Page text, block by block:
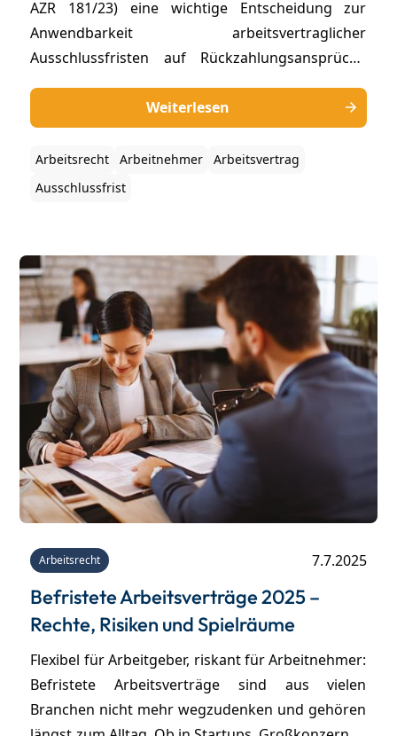
AZR 181/23) eine wichtige Entscheidung zur
Anwendbarkeit arbeitsvertraglicher
Ausschlussfristen auf Rückzahlungsansprüche
Entscheidung betrifft insbesondere Darlehen, die
Arbeitgeber ihren Beschäftigten zur Finanzierung
einer beruflichen Qualifikation gewähren, wie
etwa für teure Fortbildungen oder Lizenzen.
Weiterlesen
Arbeitsrecht Arbeitnehmer
Arbeitsvertrag
Ausschlussfrist
Arbeitsrecht 7.7.2025
Befristete Arbeitsverträge 2025 –
Rechte, Risiken und Spielräume
Flexibel für Arbeitgeber, riskant für Arbeitnehmer:
Befristete Arbeitsverträge sind aus vielen
Branchen nicht mehr wegzudenken und gehören